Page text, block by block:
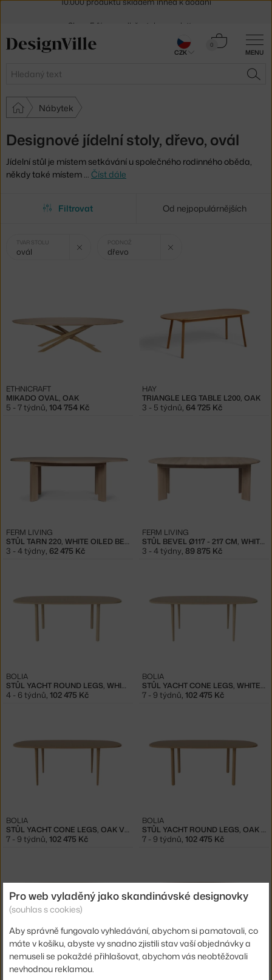
MENU
Hledat
0
Košík
Nábytek
Designové jídelní stoly, dřevo, ovál
Jídelní stůl je místem setkávání u společného rodinného oběda,
někdy také místem … Číst dále
Filtrovat Od nejpopulárnějších
Vybrané
filtry:
TVAR STOLU
ovál
Zrušit filtr
PODNOŽ
dřevo
MIKADO OVAL, OAK
ETHNICRAFT
5 - 7 týdnů 104 754 Kč
TRIANGLE LEG TABLE L200, OAK
HAY
3 - 5 týdnů 64 725 Kč
STŮL TARN 220, WHITE OILED BEECH
FERM LIVING
3 - 4 týdny, 62 475 Kč
STŮL BEVEL Ø117 - 217 CM, WHITE OAK
FERM LIVING
3 - 4 týdny, 89 875 Kč
STŮL YACHT ROUND LEGS, WHITE OAK
BOLIA
4 - 6 týdnů, 102 475 Kč
STŮL YACHT CONE LEGS, WHITE OAK
BOLIA
7 - 9 týdnů, 102 475 Kč
STŮL YACHT CONE LEGS, OAK VENEER/OAK
BOLIA
7 - 9 týdnů, 102 475 Kč
STŮL YACHT ROUND LEGS, OAK VENEER/OAK
BOLIA
7 - 9 týdnů, 102 475 Kč
STŮL DROP LEAF HM6, OAK
&TRADITION &TRADITION
30 dní na vrácení zboží
CZK
Pro web vyladěný jako skandinávské designovky
(souhlas s cookies)
Aby správně fungovalo vyhledávání, abychom si pamatovali, co
máte v košíku, abyste vy snadno zjistili stav vaší objednávky a
nemuseli se pokaždé přihlašovat, abychom vás neobtěžovali
nevhodnou reklamou.